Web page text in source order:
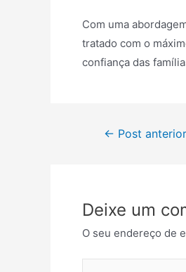
Com uma
tratado com o
confiança das
Navegação
← Post anterior
Deixe um
O seu endereço de